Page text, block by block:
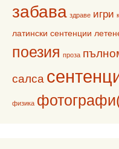
забава здраве игри
латински сентенции
поезия проза
салса
физика